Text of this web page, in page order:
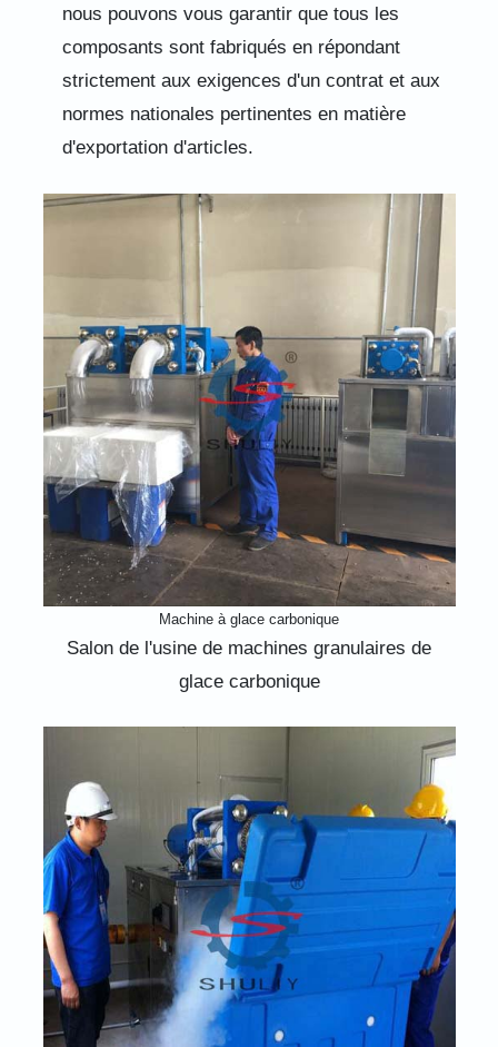
nous pouvons vous garantir que tous les
composants sont fabriqués en répondant
strictement aux exigences d'un contrat et aux
normes nationales pertinentes en matière
d'exportation d'articles.
Machine à glace carbonique
Salon de l'usine de machines granulaires de
glace carbonique